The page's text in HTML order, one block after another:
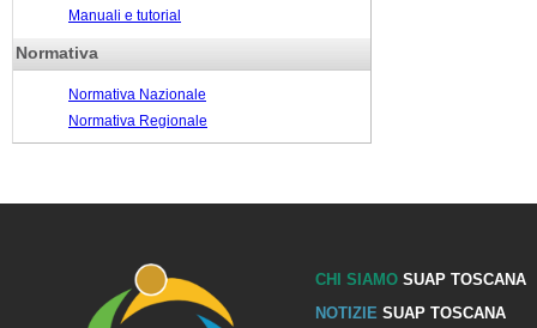
Manuali e tutorial
Normativa
Normativa Nazionale
Normativa Regionale
CHI SIAMOSUAP TOSCANA
NOTIZIE SUAP TOSCANA